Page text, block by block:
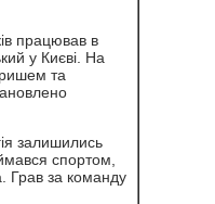
працював в
у Києві. На
та
залишились
спортом,
Грав за команду